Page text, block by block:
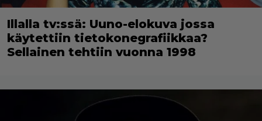
Illalla tv:ssä: Uuno-elokuva jossa
käytettiin tietokonegrafiikkaa?
Sellainen tehtiin vuonna 1998